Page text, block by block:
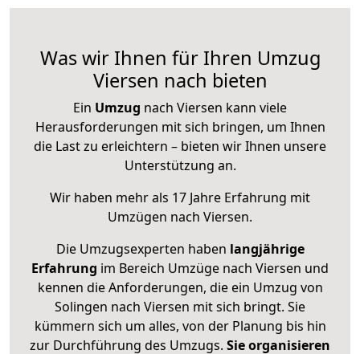
Was wir Ihnen für Ihren Umzug
Viersen nach bieten
Ein Umzug nach Viersen kann viele
Herausforderungen mit sich bringen, um Ihnen
die Last zu erleichtern – bieten wir Ihnen unsere
Unterstützung an.
Wir haben mehr als 17 Jahre Erfahrung mit
Umzügen nach Viersen.
Die Umzugsexperten haben langjährige
Erfahrung im Bereich Umzüge nach Viersen und
kennen die Anforderungen, die ein Umzug von
Solingen nach Viersen mit sich bringt. Sie
kümmern sich um alles, von der Planung bis hin
zur Durchführung des Umzugs. Sie organisieren